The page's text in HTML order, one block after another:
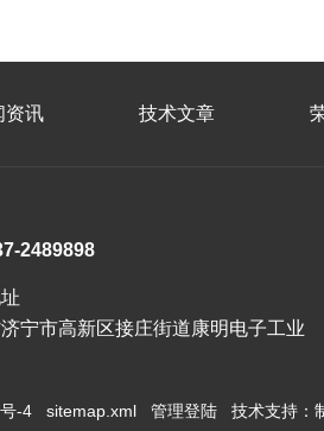
资讯 技术文章
2489898
宁市高新区接庄街道康明电子工业
-4 sitemap.xml 管理登陆 技术支持：